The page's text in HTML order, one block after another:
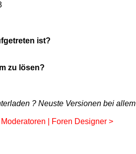
ist?
zu lösen?
? Neuste Versionen bei allem
| Foren Designer >